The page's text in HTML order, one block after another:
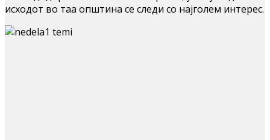
исходот во таа општина се следи со најголем интерес.